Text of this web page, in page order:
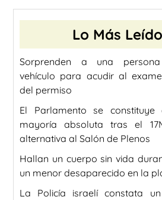
Lo Más
Sorprenden a una
vehículo para acudir al
del permiso
El Parlamento se
mayoría absoluta tras el
alternativa al Salón de Plenos
Hallan un cuerpo sin vida
un menor desaparecido en la
La Policía israelí constata